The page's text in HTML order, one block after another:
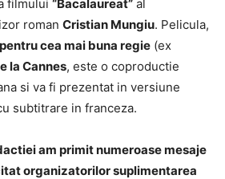
filmului “Bacalaureat” al
roman Cristian Mungiu. Pelicula,
cea mai buna regie (ex
la Cannes, este o coproductie
si va fi prezentat in versiune
subtitrare in franceza.
am primit numeroase mesaje
organizatorilor suplimentarea